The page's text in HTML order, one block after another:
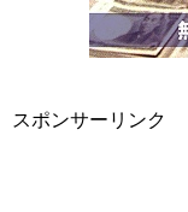
スポンサーリンク